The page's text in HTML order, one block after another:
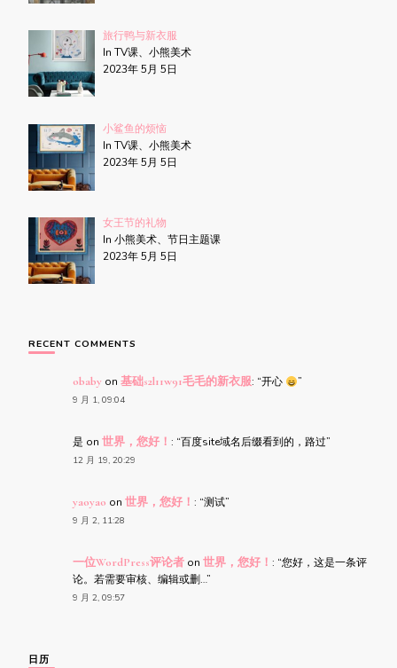
旅行鸭与新衣服
In TV课、小熊美术
2023年 5月 5日
小鲨鱼的烦恼
In TV课、小熊美术
2023年 5月 5日
女王节的礼物
In 小熊美术、节日主题课
2023年 5月 5日
RECENT COMMENTS
obaby on 基础s2l11w91毛毛的新衣服: “开心 ”
9 月 1, 09:04
是 on 世界，您好！ : “百度site域名后缀看到的，路过”
12 月 19, 20:29
yaoyao on 世界，您好！ : “测试”
9 月 2, 11:28
一位WordPress评论者 on 世界，您好！ : “您好，这是一条评
论。若需要审核、编辑或删…”
9 月 2, 09:57
日历